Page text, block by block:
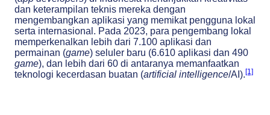
dan keterampilan teknis mereka dengan
mengembangkan aplikasi yang memikat pengguna lokal
serta internasional. Pada 2023, para pengembang lokal
memperkenalkan lebih dari 7.100 aplikasi dan
permainan (game) seluler baru (6.610 aplikasi dan 490
game), dan lebih dari 60 di antaranya memanfaatkan
teknologi kecerdasan buatan (artificial intelligence/AI).[1]